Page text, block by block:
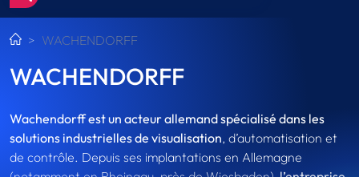
WACHENDORFF
WACHENDORFF
Wachendorff est un acteur allemand spécialisé dans les
solutions industrielles de visualisation, d’automatisation et
de contrôle. Depuis ses implantations en Allemagne